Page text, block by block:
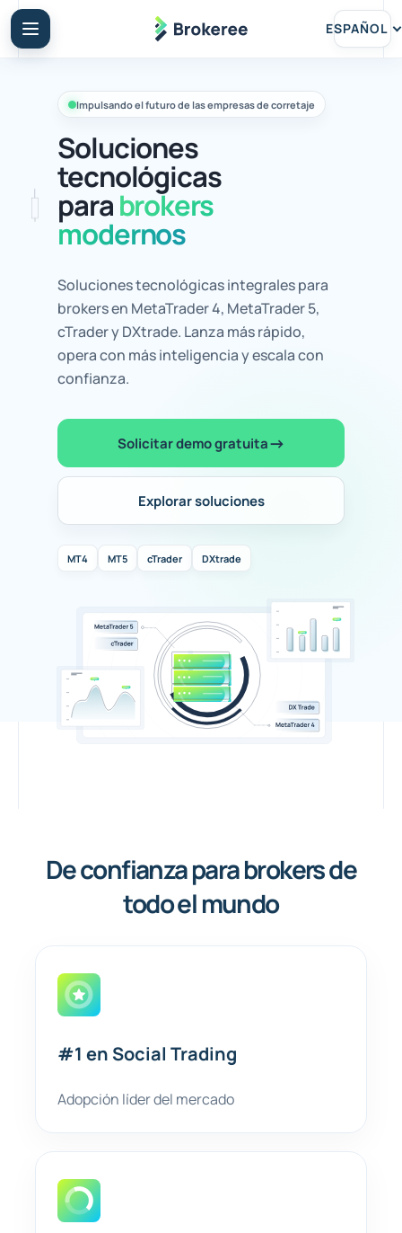
ESPAÑOL
Impulsando el futuro de las empresas de corretaje
Soluciones
tecnológicas
parabrokers
modernos
Soluciones tecnológicas integrales para
brokers en MetaTrader 4, MetaTrader 5,
cTrader y DXtrade. Lanza más rápido,
opera con más inteligencia y escala con
confianza.
Solicitar demo gratuita
Explorar soluciones
MT4 MT5 cTrader DXtrade
De confianza para brokers de
todo el mundo
#1 en Social Trading
Adopción líder del mercado